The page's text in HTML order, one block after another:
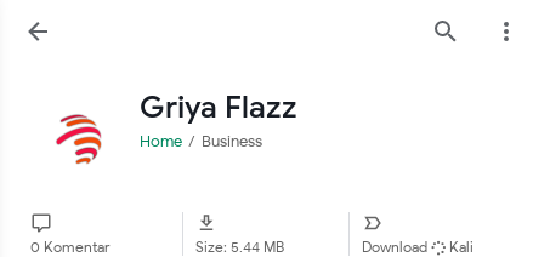
Griya Flazz
Home Business
0 Komentar Size: 5.44 MB Download Kali